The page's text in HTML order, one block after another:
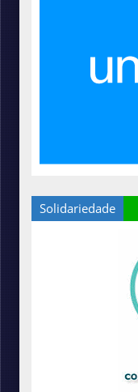
Solidariedade